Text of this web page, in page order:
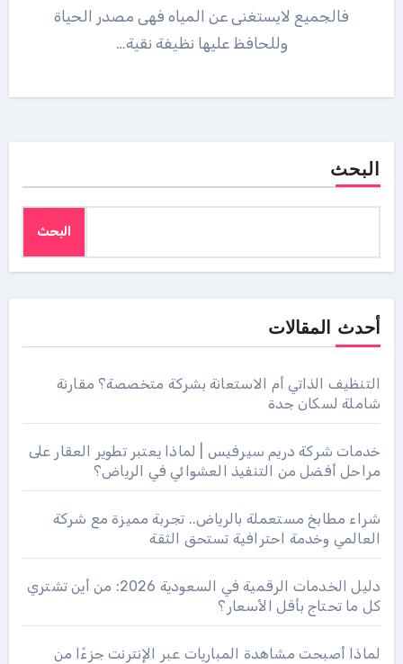
فالجميع لايستغنى عن المياه فهى مصدر الحياة
وللحافظ عليها نظيفة نقية…
البحث
البحث
أحدث المقالات
التنظيف الذاتي أم الاستعانة بشركة متخصصة؟ مقارنة
شاملة لسكان جدة
خدمات شركة دريم سيرفيس | لماذا يعتبر تطوير العقار على
مراحل أفضل من التنفيذ العشوائي في الرياض؟
شراء مطابخ مستعملة بالرياض.. تجربة مميزة مع شركة
العالمي وخدمة احترافية تستحق الثقة
دليل الخدمات الرقمية في السعودية 2026: من أين تشتري
كل ما تحتاج بأقل الأسعار؟
لماذا أصبحت مشاهدة المباريات عبر الإنترنت جزءًا من